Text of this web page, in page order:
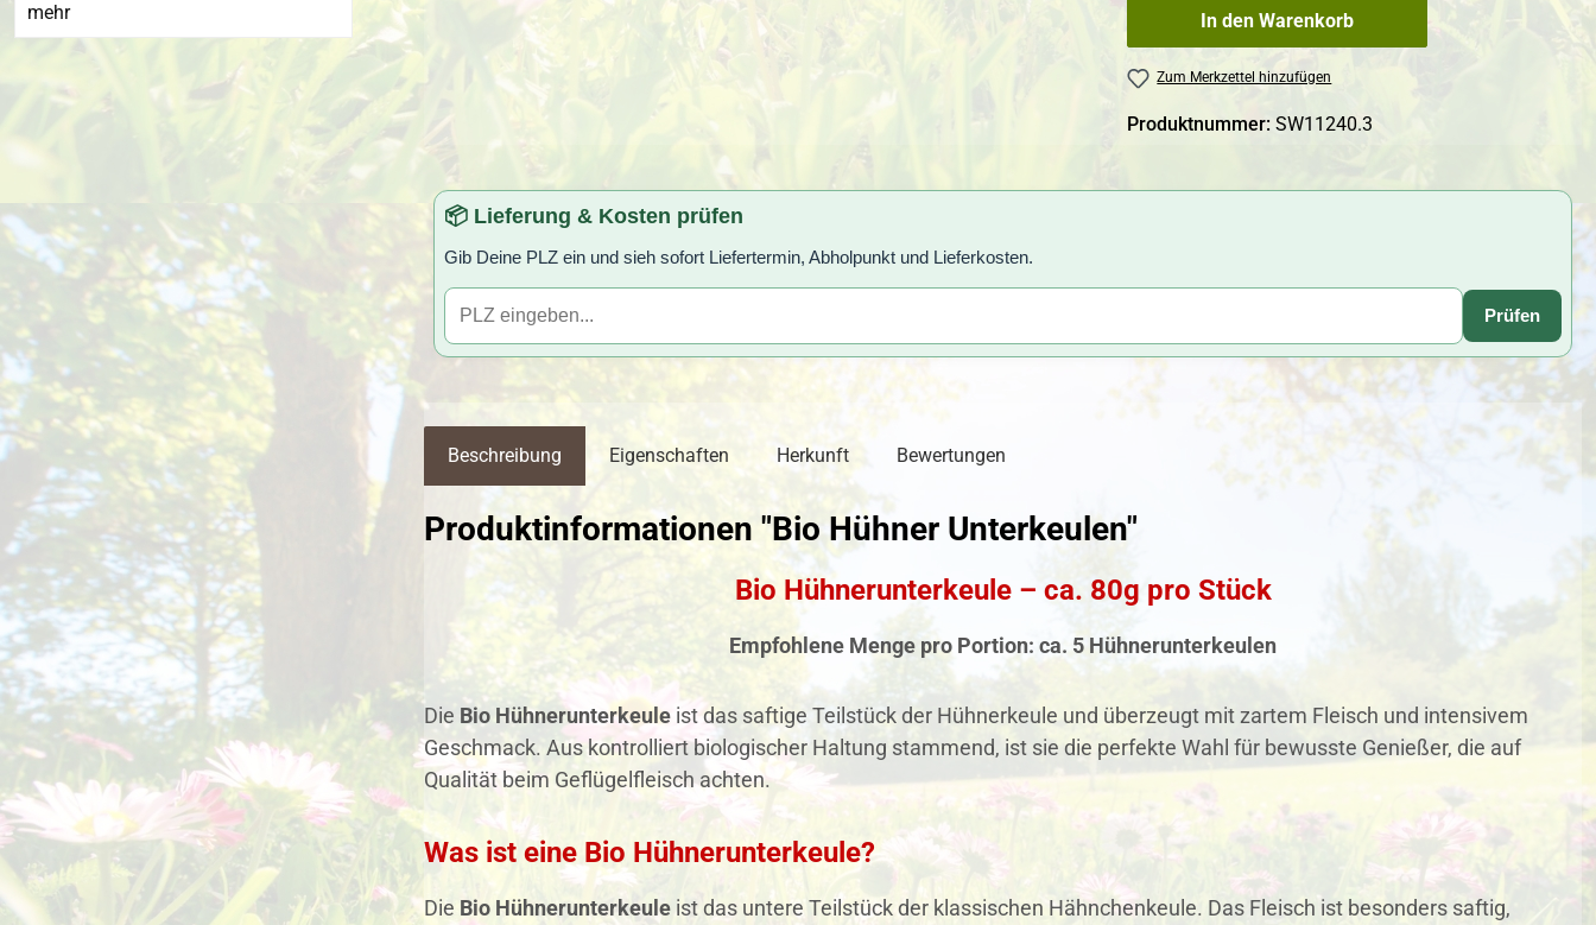
mehr
In den Warenkorb
Zum Merkzettel hinzufügen
Produktnummer:SW11240.3
📦 Lieferung & Kosten prüfen
Gib Deine PLZ ein und sieh sofort Liefertermin, Abholpunkt und Lieferkosten.
Prüfen
Beschreibung Eigenschaften Herkunft Bewertungen
Produktinformationen "Bio Hühner Unterkeulen"
Bio Hühnerunterkeule – ca. 80g pro Stück
Empfohlene Menge pro Portion: ca. 5 Hühnerunterkeulen
Die Bio Hühnerunterkeule ist das saftige Teilstück der Hühnerkeule und überzeugt mit zartem Fleisch und intensivem
Geschmack. Aus kontrolliert biologischer Haltung stammend, ist sie die perfekte Wahl für bewusste Genießer, die auf
Qualität beim Geflügelfleisch achten.
Was ist eine Bio Hühnerunterkeule?
Die Bio Hühnerunterkeule ist das untere Teilstück der klassischen Hähnchenkeule. Das Fleisch ist besonders saftig,